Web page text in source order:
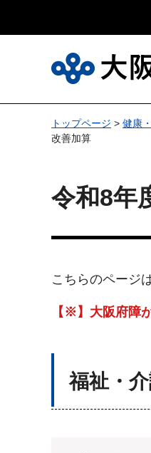
トップページ > 健康
改善加算
令和8年
こちらのページ
【※】大阪府障
福祉・